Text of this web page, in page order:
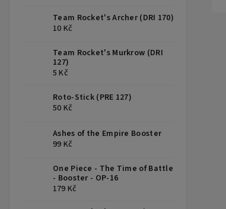
Team Rocket's Archer (DRI 170)
10 Kč
Team Rocket's Murkrow (DRI
127)
5 Kč
Roto-Stick (PRE 127)
50 Kč
Ashes of the Empire Booster
99 Kč
One Piece - The Time of Battle
- Booster - OP-16
179 Kč